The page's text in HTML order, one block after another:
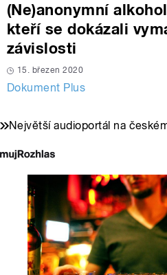
(Ne)anonymní
kteří se dokázali
závislosti
15. březen 2020
Dokument Plus
Největší audioportál na